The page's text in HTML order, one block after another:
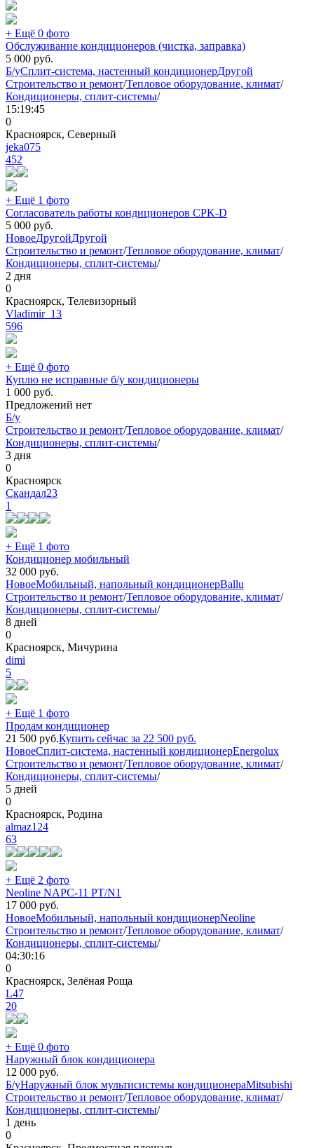
+ Ещё 0 фото
Обслуживание кондиционеров (чистка, заправка)
5 000 руб.
Б/уСплит-система, настенный кондиционерДругой
Строительство и ремонт/Тепловое оборудование, климат/
Кондиционеры, сплит-системы/
15:19:45
0
Красноярск, Северный
jeka075
452
+ Ещё 1 фото
Согласователь работы кондиционеров CPK-D
5 000 руб.
НовоеДругойДругой
Строительство и ремонт/Тепловое оборудование, климат/
Кондиционеры, сплит-системы/
2 дня
0
Красноярск, Телевизорный
Vladimir_13
596
+ Ещё 0 фото
Куплю не исправные б/у кондиционеры
1 000 руб.
Предложений нет
Б/у
Строительство и ремонт/Тепловое оборудование, климат/
Кондиционеры, сплит-системы/
3 дня
0
Красноярск
Скандал23
1
+ Ещё 1 фото
Кондиционер мобильный
32 000 руб.
НовоеМобильный, напольный кондиционерBallu
Строительство и ремонт/Тепловое оборудование, климат/
Кондиционеры, сплит-системы/
8 дней
0
Красноярск, Мичурина
dimi
5
+ Ещё 1 фото
Продам кондиционер
21 500 руб.Купить сейчас за 22 500 руб.
НовоеСплит-система, настенный кондиционерEnergolux
Строительство и ремонт/Тепловое оборудование, климат/
Кондиционеры, сплит-системы/
5 дней
0
Красноярск, Родина
almaz124
63
+ Ещё 2 фото
Neoline NAPC-11 PT/N1
17 000 руб.
НовоеМобильный, напольный кондиционерNeoline
Строительство и ремонт/Тепловое оборудование, климат/
Кондиционеры, сплит-системы/
04:30:16
0
Красноярск, Зелёная Роща
L47
20
+ Ещё 0 фото
Наружный блок кондиционера
12 000 руб.
Б/уНаружный блок мультисистемы кондиционераMitsubishi
Строительство и ремонт/Тепловое оборудование, климат/
Кондиционеры, сплит-системы/
1 день
0